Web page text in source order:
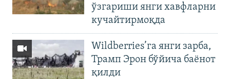
ўзгариши янги хавфларни
кучайтирмоқда
Wildberries’га янги зарба,
Трамп Эрон бўйича баёнот
қилди